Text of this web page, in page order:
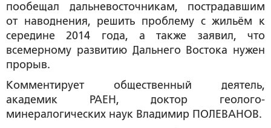
пообещал дальневосточникам, пострадавшим
от наводнения, решить проблему с жильём к
середине 2014 года, а также заявил, что
всемерному развитию Дальнего Востока нужен
прорыв.
Комментирует общественный деятель,
академик РАЕН, доктор геолого-
минералогических наук Владимир ПОЛЕВАНОВ.